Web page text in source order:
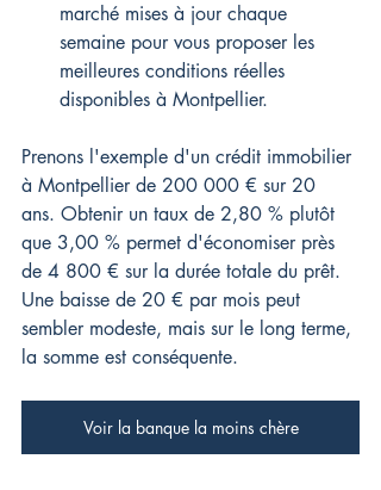
marché mises à jour chaque
semaine pour vous proposer les
meilleures conditions réelles
disponibles à Montpellier.
Prenons l'exemple d'un crédit immobilier
à Montpellier de 200 000 € sur 20
ans. Obtenir un taux de 2,80 % plutôt
que 3,00 % permet d'économiser près
de 4 800 € sur la durée totale du prêt.
Une baisse de 20 € par mois peut
sembler modeste, mais sur le long terme,
la somme est conséquente.
Voir la banque la moins chère